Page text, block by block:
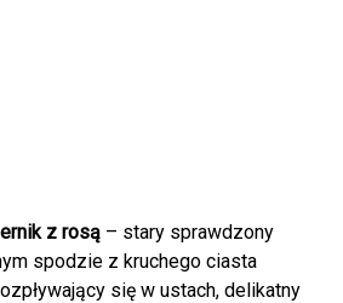
z rosą – stary sprawdzony
spodzie z kruchego ciasta
się w ustach, delikatny